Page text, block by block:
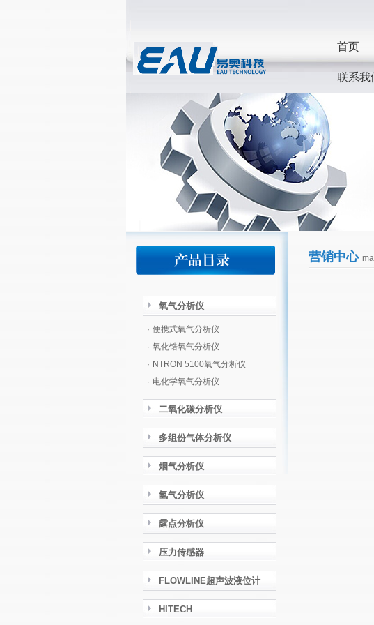
首页
联系我
氧气分析仪
· 便携式氧气分析仪
· 氧化锆氧气分析仪
· NTRON 5100氧气分析仪
· 电化学氧气分析仪
二氧化碳分析仪
多组份气体分析仪
烟气分析仪
氢气分析仪
露点分析仪
压力传感器
FLOWLINE超声波液位计
HITECH
营销中心